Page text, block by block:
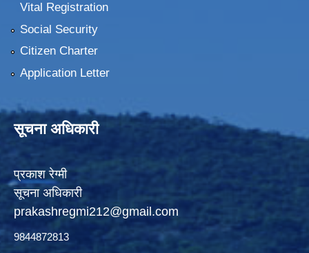
Vital Registration
Social Security
Citizen Charter
Application Letter
सूचना अधिकारी
प्रकाश रेग्मी
सूचना अधिकारी
prakashregmi212@gmail.com
9844872813